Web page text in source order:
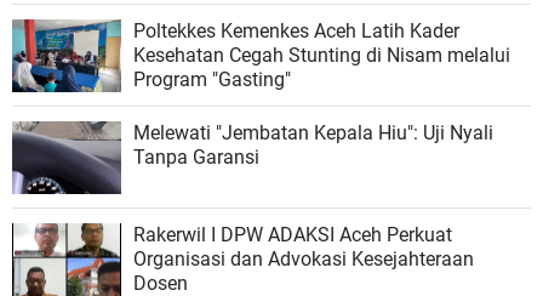
Poltekkes Kemenkes Aceh Latih Kader
Kesehatan Cegah Stunting di Nisam melalui
Program "Gasting"
Melewati "Jembatan Kepala Hiu": Uji Nyali
Tanpa Garansi
Rakerwil I DPW ADAKSI Aceh Perkuat
Organisasi dan Advokasi Kesejahteraan
Dosen